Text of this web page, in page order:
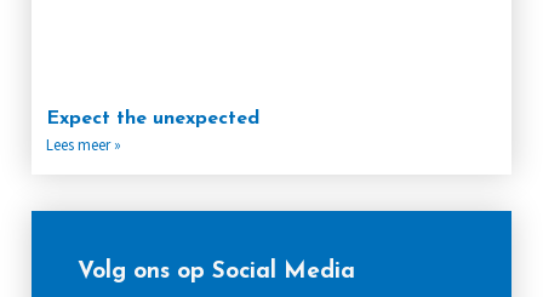
Expect the unexpected
Lees meer »
Volg ons op Social Media